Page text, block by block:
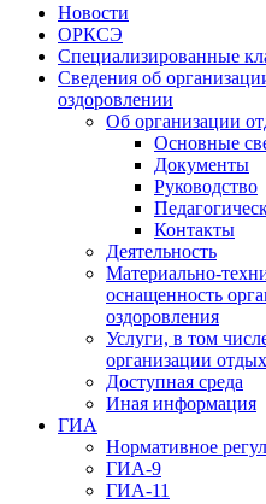
Новости
ОРКСЭ
Специализированные
Сведения об
оздоровлении
Об организации
Основные
Документы
Руководство
Контакты
Деятельность
Материально-
оснащенность
оздоровления
Услуги, в том
организации
Доступная среда
Иная информация
ГИА
Нормативное
ГИА-9
ГИА-11